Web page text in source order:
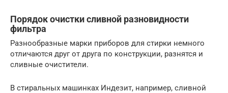
Порядок очистки сливной разновидности
фильтра
Разнообразные марки приборов для стирки немного
отличаются друг от друга по конструкции, разнятся и
сливные очистители.
В стиральных машинках Индезит, например, сливной